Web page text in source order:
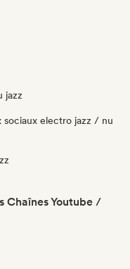
jazz
sociaux electro jazz / nu
Chaînes Youtube /